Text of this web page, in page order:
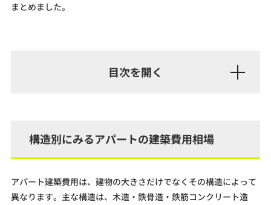
まとめました。
構造別にみるアパートの建築費用相場
アパート建築費用は、建物の大きさだけでなくその構造によって
異なります。主な構造は、木造・鉄骨造・鉄筋コンクリート造